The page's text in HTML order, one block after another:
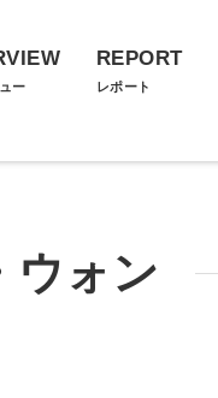
ー
REPORT
レポート
ウォン